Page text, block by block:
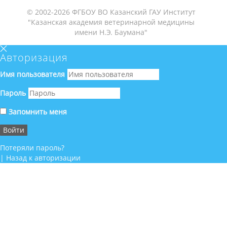
© 2002-2026 ФГБОУ ВО Казанский ГАУ Институт
"Казанская академия ветеринарной медицины
имени Н.Э. Баумана"
Авторизация
Имя пользователя
Пароль
Запомнить меня
Потеряли пароль?
| Назад к авторизации